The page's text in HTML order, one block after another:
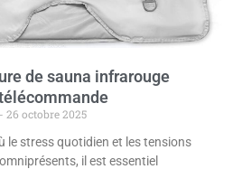
de sauna infrarouge
26 octobre 2025
le stress quotidien et les tensions
il est essentiel